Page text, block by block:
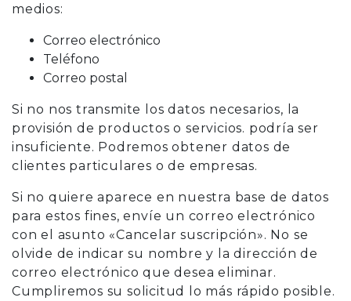
medios:
Correo electrónico
Teléfono
Correo postal
Si no nos transmite los datos necesarios, la
provisión de productos o servicios. podría ser
insuficiente. Podremos obtener datos de
clientes particulares o de empresas.
Si no quiere aparece en nuestra base de datos
para estos fines, envíe un correo electrónico
con el asunto «Cancelar suscripción». No se
olvide de indicar su nombre y la dirección de
correo electrónico que desea eliminar.
Cumpliremos su solicitud lo más rápido posible.